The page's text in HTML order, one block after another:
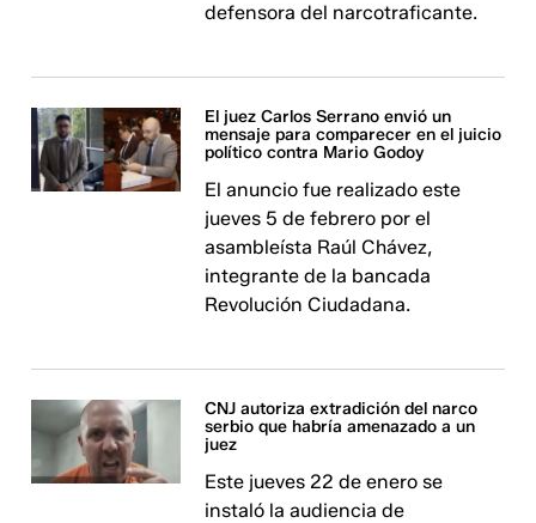
defensora del narcotraficante.
El juez Carlos Serrano envió un
mensaje para comparecer en el juicio
político contra Mario Godoy
El anuncio fue realizado este
jueves 5 de febrero por el
asambleísta Raúl Chávez,
integrante de la bancada
Revolución Ciudadana.
CNJ autoriza extradición del narco
serbio que habría amenazado a un
juez
Este jueves 22 de enero se
instaló la audiencia de